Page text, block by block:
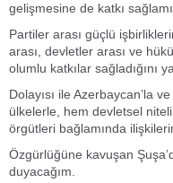
gelişmesine de katkı
Partiler arası güçlü
arası, devletler arası ve
olumlu katkılar sağladığını
Dolayısı ile Azerbaycan’la
ülkelerle, hem devletsel
örgütleri bağlamında
Özgürlüğüne kavuşan
duyacağım.